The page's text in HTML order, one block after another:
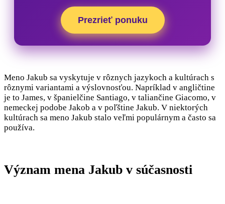
Prezrieť ponuku
Meno Jakub sa vyskytuje v rôznych jazykoch a kultúrach s
rôznymi variantami a výslovnosťou. Napríklad v angličtine
je to James, v španielčine Santiago, v taliančine Giacomo, v
nemeckej podobe Jakob a v poľštine Jakub. V niektorých
kultúrach sa meno Jakub stalo veľmi populárnym a často sa
používa.
Význam mena Jakub v súčasnosti